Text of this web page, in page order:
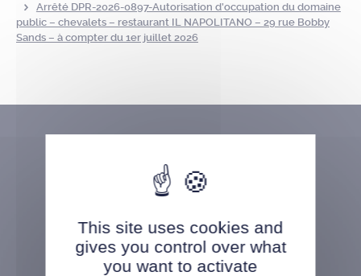
Arrêté DPR-2026-0897-Autorisation d’occupation du domaine
public – chevalets – restaurant IL NAPOLITANO – 29 rue Bobby
Sands – à compter du 1er juillet 2026
This site uses cookies and
gives you control over what
you want to activate